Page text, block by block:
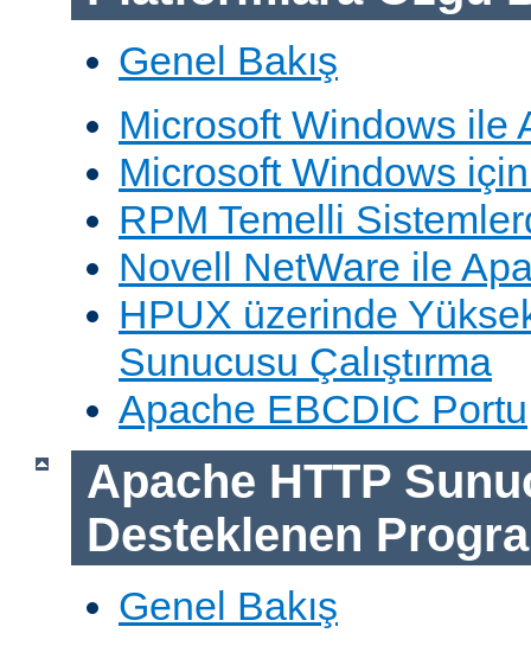
Genel Bakış
Microsoft Windows ile
Microsoft Windows
RPM Temelli
Novell NetWare ile
HPUX üzerinde
Sunucusu Çalıştırma
Apache EBCDIC Portu
Apache HTTP
Desteklenen
Genel Bakış